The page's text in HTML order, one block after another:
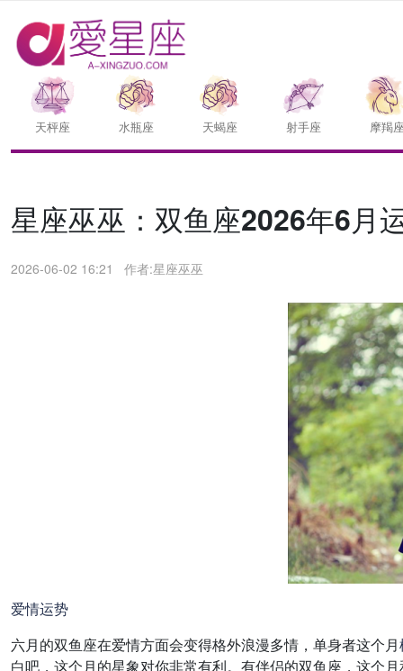
天枰座 水瓶座 天蝎座 射手座 摩羯
星座巫巫：双鱼座2026年6月
2026-06-02 16:21 作者:星座巫巫
爱情运势
六月的双鱼座在爱情方面会变得格外浪漫多情，单身者这个月
白吧，这个月的星象对你非常有利。有伴侣的双鱼座，这个